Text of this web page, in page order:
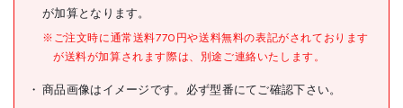
JANコード
仕様
●縦(mm):10
●横(mm):10
●長さ(m):1
が加算となります。
※ご注文時に通常送料770円や送料無料の表記がされております
が送料が加算されます際は、別途ご連絡いたします。
商品画像はイメージです。必ず型番にてご確認下さい。